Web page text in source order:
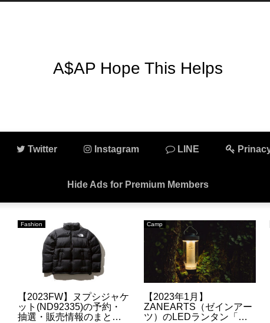
A$AP Hope This Helps
Twitter Instagram LINE
Hide Ads for Premium Members
Fashion
【2023FW】ヌプシジャケ
ット(ND92335)の予約・
抽選・販売情報のまとめ |
Camp
【2023年1月】
ZANEARTS（ゼインアー
ツ）のLEDランタン「ジ